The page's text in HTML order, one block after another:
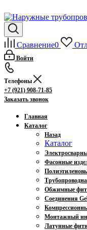
Сравнение0
Войти
Телефоны
+7 (921) 908-71-85
Заказать звонок
Главная
Каталог
Назад
Каталог
Фасонные
Обжимные
Соединения
Монтажный
Латунные